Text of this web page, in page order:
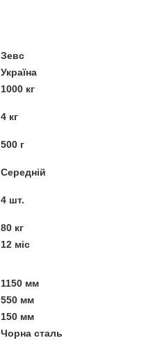
Зевс
Україна
1000 кг
4 кг
500 г
Середній
4 шт.
80 кг
12 міс
1150 мм
550 мм
150 мм
Чорна сталь